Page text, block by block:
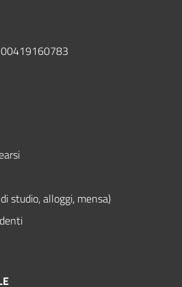
00419160783
studio, alloggi, mensa)